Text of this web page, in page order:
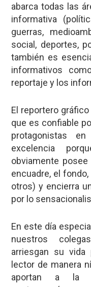
abarca todas las
informativa
guerras,
social, deportes,
también es
informativos
reportaje y los
El reportero
que es confiable
protagonistas
excelencia
obviamente
encuadre, el
otros) y encierra
por lo
En este día
nuestros
arriesgan su
lector de manera
aportan a la